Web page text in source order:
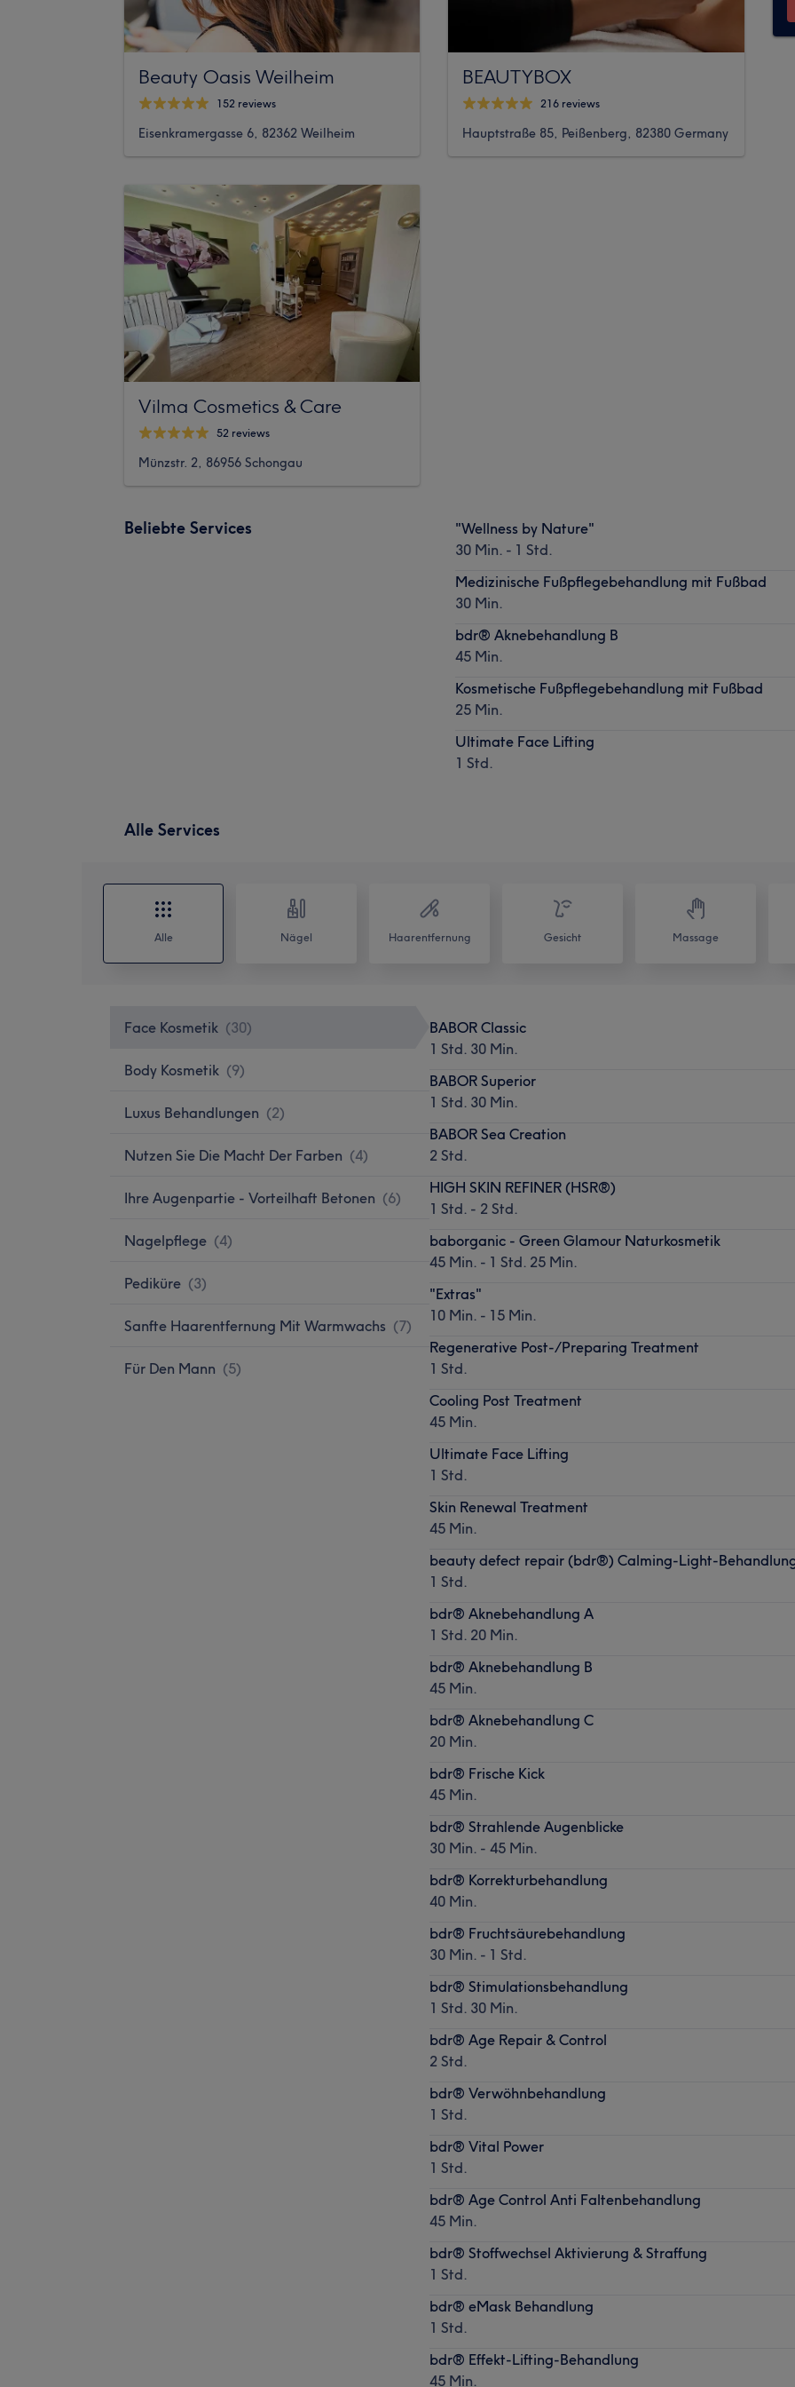
Beauty Oasis Weilheim
152 reviews
Eisenkramergasse 6, 82362 Weilheim
Vilma Cosmetics & Care
52 reviews
Münzstr. 2, 86956 Schongau
BEAUTYBOX
216 reviews
Hauptstraße 85, Peißenberg, 82380 Germany
Beliebte Services
"Wellness by Nature"
30 Min. - 1 Std.
Medizinische Fußpflegebehandlung mit Fußbad
30 Min.
bdr® Aknebehandlung B
45 Min.
Kosmetische Fußpflegebehandlung mit Fußbad
25 Min.
Ultimate Face Lifting
1 Std.
Alle Services
Alle Nägel Haarentfernung Gesicht Massage
Face Kosmetik (30)
Body Kosmetik (9)
Luxus Behandlungen (2)
Nutzen Sie Die Macht Der Farben (4)
Ihre Augenpartie - Vorteilhaft Betonen (6)
Nagelpflege (4)
Pediküre (3)
Sanfte Haarentfernung Mit Warmwachs (7)
Für Den Mann (5)
BABOR Classic
1 Std. 30 Min.
BABOR Superior
1 Std. 30 Min.
BABOR Sea Creation
2 Std.
HIGH SKIN REFINER (HSR®)
1 Std. - 2 Std.
baborganic - Green Glamour Naturkosmetik
45 Min. - 1 Std. 25 Min.
"Extras"
10 Min. - 15 Min.
Regenerative Post-/Preparing Treatment
1 Std.
Cooling Post Treatment
45 Min.
Ultimate Face Lifting
1 Std.
Skin Renewal Treatment
45 Min.
beauty defect repair (bdr®) Calming-Light-
1 Std.
bdr® Aknebehandlung A
1 Std. 20 Min.
bdr® Aknebehandlung B
45 Min.
bdr® Aknebehandlung C
20 Min.
bdr® Frische Kick
45 Min.
bdr® Strahlende Augenblicke
30 Min. - 45 Min.
bdr® Korrekturbehandlung
40 Min.
bdr® Fruchtsäurebehandlung
30 Min. - 1 Std.
bdr® Stimulationsbehandlung
1 Std. 30 Min.
bdr® Age Repair & Control
2 Std.
bdr® Verwöhnbehandlung
1 Std.
bdr® Vital Power
1 Std.
bdr® Age Control Anti Faltenbehandlung
45 Min.
bdr® Stoffwechsel Aktivierung & Straffung
1 Std.
bdr® eMask Behandlung
1 Std.
bdr® Effekt-Lifting-Behandlung
45 Min.